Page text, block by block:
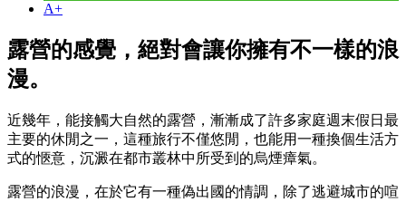
A+
露營的感覺，絕對會讓你擁有不一樣的浪
漫。
近幾年，能接觸大自然的露營，漸漸成了許多家庭週末假日最
主要的休閒之一，這種旅行不僅悠閒，也能用一種換個生活方
式的愜意，沉澱在都市叢林中所受到的烏煙瘴氣。
露營的浪漫，在於它有一種偽出國的情調，除了逃避城市的喧